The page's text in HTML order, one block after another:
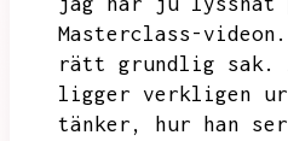
Masterclass-videon.
rätt grundlig sak.
ligger verkligen ur
tänker,
hur han